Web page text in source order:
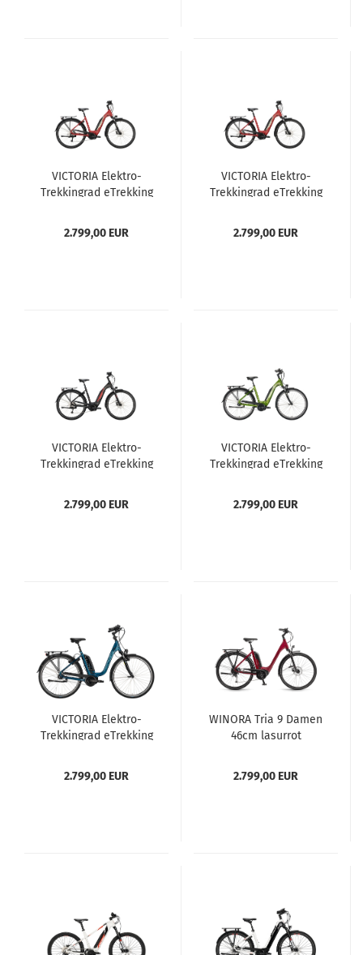
VICTORIA Elektro-
Trekkingrad eTrekking
2.799,00 EUR
VICTORIA Elektro-
Trekkingrad eTrekking
2.799,00 EUR
VICTORIA Elektro-
Trekkingrad eTrekking
2.799,00 EUR
VICTORIA Elektro-
Trekkingrad eTrekking
2.799,00 EUR
VICTORIA Elektro-
Trekkingrad eTrekking
2.799,00 EUR
WINORA Tria 9 Damen
46cm lasurrot
2.799,00 EUR